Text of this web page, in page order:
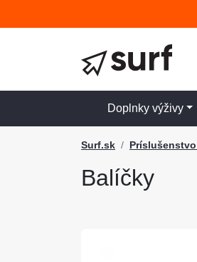
Doplnky výživy
Surf.sk
Balíčky